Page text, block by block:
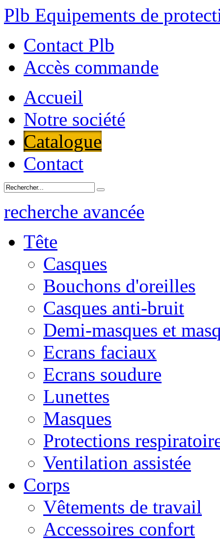
Plb Equipements de
Contact Plb
Accès commande
Accueil
Notre société
Catalogue
Contact
recherche avancée
Tête
Casques
Bouchons d'oreilles
Casques anti-bruit
Demi-masques et
Ecrans faciaux
Ecrans soudure
Lunettes
Masques
Protections
Ventilation assistée
Corps
Vêtements de travail
Accessoires confort